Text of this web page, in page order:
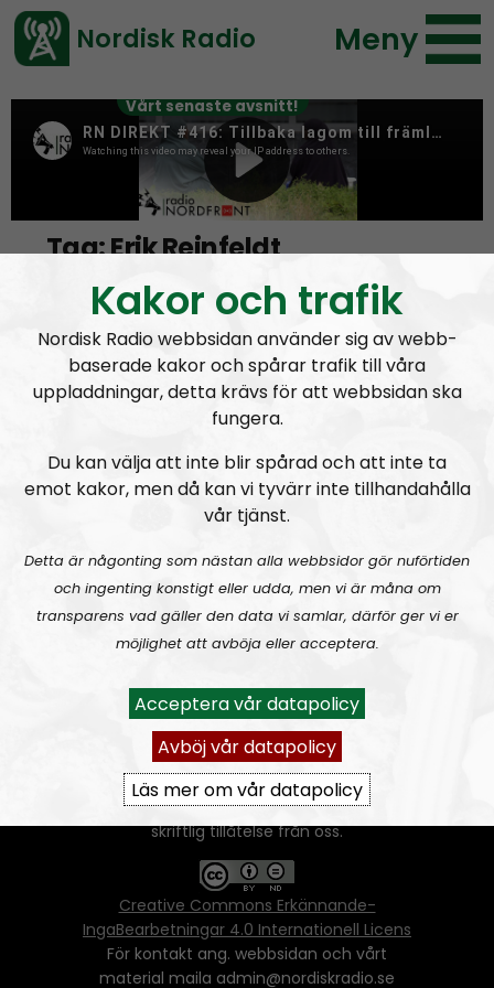
Vårt senaste avsnitt!
Nordisk Radio Meny
Tag:Erik Reinfeldt
Familjen Reinfeldt, knark & kokain
Ansvarig utgivare:
Du får kopiera och sprida vårt material
oförändrat, men uppge oss som källa.
Om ni vill sprida ett urklipp ni själva skapat
går även det bra, så länge det inte görs med
ett vinstdrivande syfte - då behöver ni
skriftlig tillåtelse från oss.
Creative Commons Erkännande-
IngaBearbetningar 4.0 Internationell Licens
För kontakt ang. webbsidan och vårt
material maila admin@nordiskradio.se
Kakor och trafik
Nordisk Radio webbsidan använder sig av webb-
baserade kakor och spårar trafik till våra
uppladdningar, detta krävs för att webbsidan ska
fungera.
Du kan välja att inte blir spårad och att inte ta
emot kakor, men då kan vi tyvärr inte tillhandahålla
vår tjänst.
Detta är någonting som nästan alla webbsidor gör nuförtiden
och ingenting konstigt eller udda, men vi är måna om
transparens vad gäller den data vi samlar, därför ger vi er
möjlighet att avböja eller acceptera.
Acceptera vår datapolicy
Avböj vår datapolicy
Läs mer om vår datapolicy